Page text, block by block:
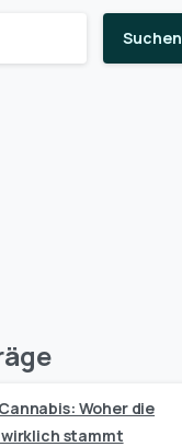
Suchen
Woher die
stammt